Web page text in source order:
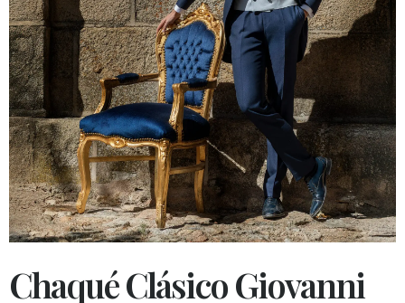
Chaqué Clásico Giovanni